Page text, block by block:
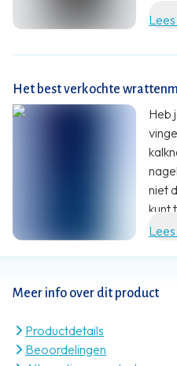
Meer info over dit product
Productdetails
Beoordelingen
Het best verkochte
Heb
niet
kunt